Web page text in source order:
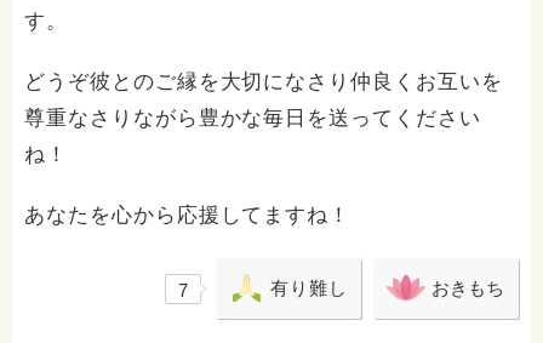
す。
どうぞ彼とのご縁を大切になさり仲良くお互いを
尊重なさりながら豊かな毎日を送ってください
ね！
あなたを心から応援してますね！
7 有り難し おきもち